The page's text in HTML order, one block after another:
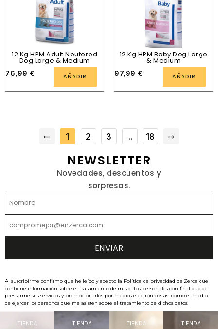
12 Kg HPM Adult Neutered
Dog Large & Medium
76,99 € AÑADIR
12 Kg HPM Baby Dog Large
& Medium
97,99 € AÑADIR
⤎ 1 2 3 … 18 ⤍
NEWSLETTER
Novedades, descuentos y
sorpresas.
Al suscribirme confirmo que he leído y acepto la Política de privacidad de Zerca que
contiene información sobre el tratamiento de mis datos personales con finalidad de
prestarme sus servicios y promocionarlos por medios electrónicos así como el medio
de ejercer los derechos que me asisten sobre el tratamiento de dichos datos.
TIENDA TIENDA TIENDA TIENDA